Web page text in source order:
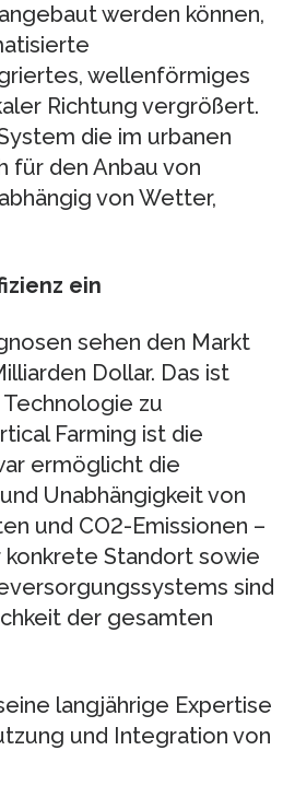
werden können,
wellenförmiges
Richtung vergrößert.
die im urbanen
den Anbau von
von Wetter,
ein
sehen den Markt
Dollar. Das ist
zu
Farming ist die
ermöglicht die
Unabhängigkeit von
und CO2-Emissionen –
konkrete Standort sowie
sind
der gesamten
langjährige Expertise
und Integration von